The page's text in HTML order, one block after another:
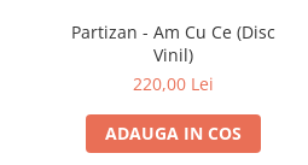
Partizan - Am Cu Ce (Disc
Vinil)
220,00 Lei
ADAUGA IN COS